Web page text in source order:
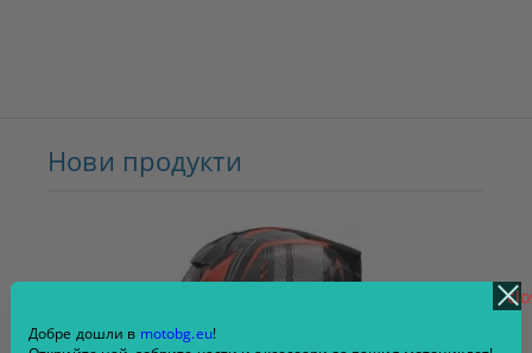
Нови продукти
Добре дошли в motobg.eu!